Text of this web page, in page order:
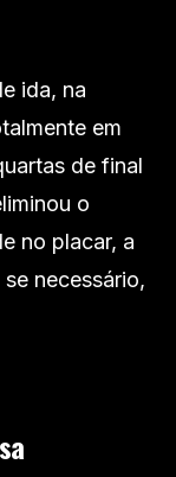
ida, na
em
de final
o
no placar, a
necessário,